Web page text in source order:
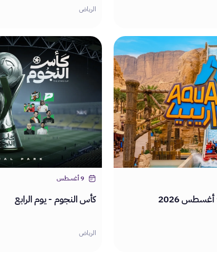
الرياض
9 أغسطس
كأس النجوم - يوم الرابع
الرياض